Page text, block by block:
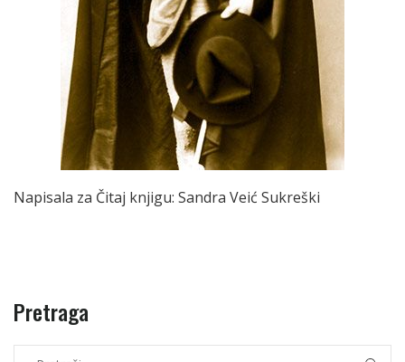
Napisala za Čitaj knjigu: Sandra Veić Sukreški
Pretraga